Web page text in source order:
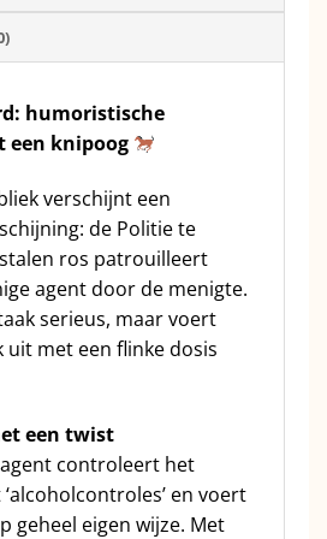
humoristische
een knipoog
verschijnt een
de Politie te
ros patrouilleert
agent door de menigte.
serieus, maar voert
met een flinke dosis
een twist
controleert het
en voert
geheel eigen wijze. Met